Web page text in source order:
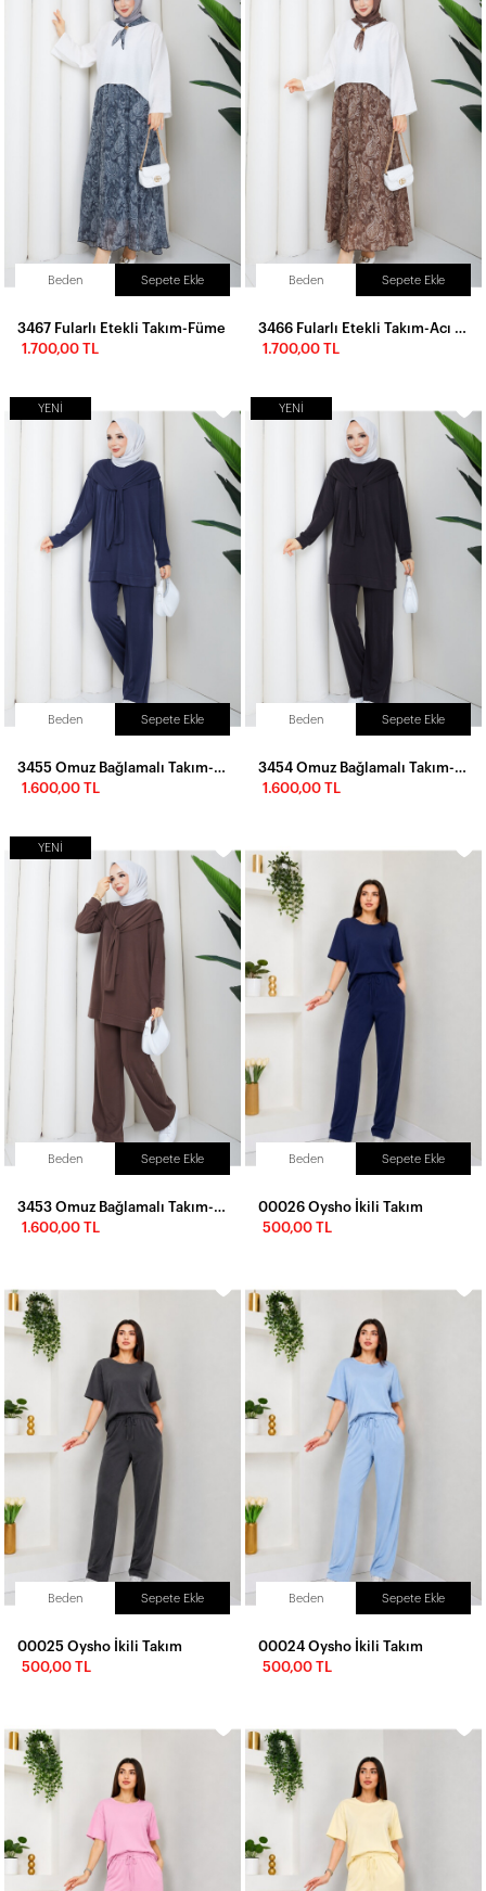
Beden Sepete Ekle
3467 Fularlı Etekli Takım-Füme
1.700,00 TL
Beden Sepete Ekle
1.700,00 TL
YENI
Beden Sepete Ekle
1.600,00 TL
YENI
Beden Sepete Ekle
1.600,00 TL
YENI
Beden Sepete Ekle
1.600,00 TL
Beden Sepete Ekle
00026 Oysho İkili Takım
500,00 TL
Beden Sepete Ekle
00025 Oysho İkili Takım
500,00 TL
Beden Sepete Ekle
00024 Oysho İkili Takım
500,00 TL